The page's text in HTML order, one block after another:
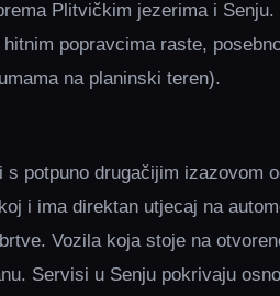
Plitvičkim jezerima i
popravcima raste,
na planinski teren).
s potpuno drugačijim
i ima direktan utjecaj na
Vozila koja stoje na
Servisi u Senju pokrivaju